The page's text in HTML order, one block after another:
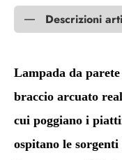
Descrizioni
Lampada da
braccio arcuato
cui poggiano i
ospitano le sorgenti